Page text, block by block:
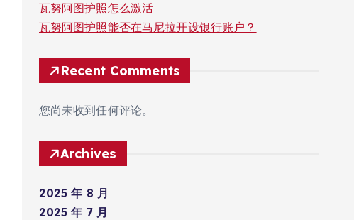
瓦努阿图护照怎么激活
瓦努阿图护照能否在马尼拉开设银行账户？
Recent Comments
您尚未收到任何评论。
Archives
2025 年 8 月
2025 年 7 月